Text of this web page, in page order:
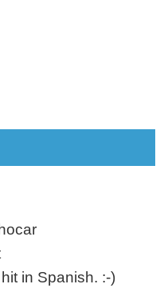
in Spanish. :-)